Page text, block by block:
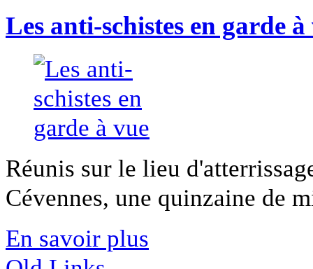
Les anti-schistes en garde à
Réunis sur le lieu
Cévennes, une quinzaine de
En savoir plus